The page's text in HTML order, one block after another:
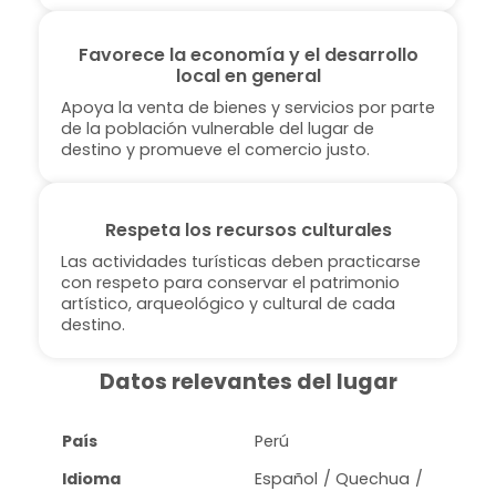
Favorece la economía y el desarrollo
local en general
Apoya la venta de bienes y servicios por parte
de la población vulnerable del lugar de
destino y promueve el comercio justo.
Respeta los recursos culturales
Las actividades turísticas deben practicarse
con respeto para conservar el patrimonio
artístico, arqueológico y cultural de cada
destino.
Datos relevantes del lugar
País
Perú
Idioma
Español / Quechua /